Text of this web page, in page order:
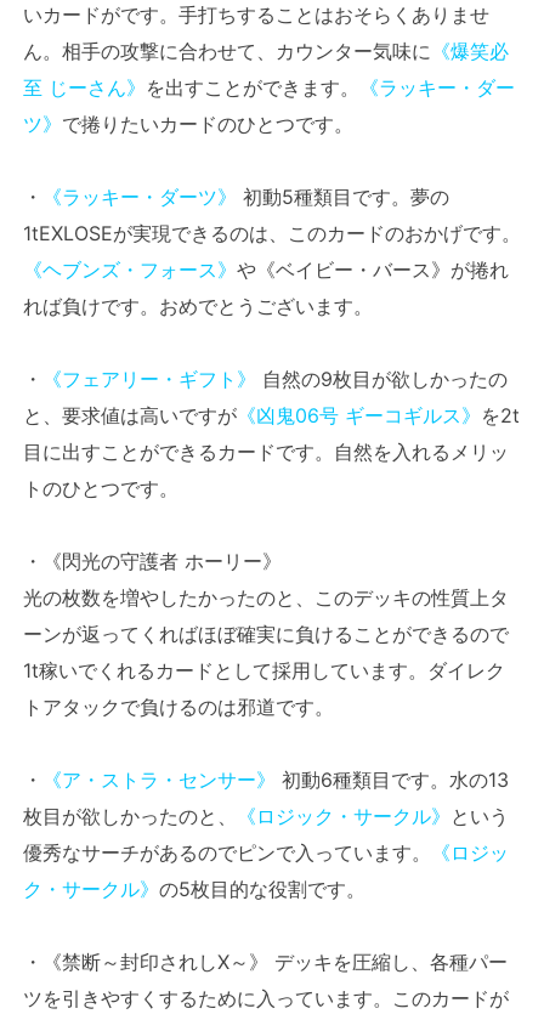
いカードがです。手打ちすることはおそらくありませ
ん。相手の攻撃に合わせて、カウンター気味に 《爆笑必
至 じーさん》 を出すことができます。
《ラッキー・ダー
ツ》 で捲りたいカードのひとつです。
・ 《ラッキー・ダーツ》
初動5種類目です。夢の
1tEXLOSEが実現できるのは、このカードのおかげです。
《ヘブンズ・フォース》 や《ベイビー・バース》が捲れ
れば負けです。おめでとうございます。
・ 《フェアリー・ギフト》
自然の9枚目が欲しかったの
と、要求値は高いですが 《凶鬼06号 ギーコギルス》 を2t
目に出すことができるカードです。自然を入れるメリッ
トのひとつです。
・《閃光の守護者 ホーリー》
光の枚数を増やしたかったのと、このデッキの性質上タ
ーンが返ってくればほぼ確実に負けることができるので
1t稼いでくれるカードとして採用しています。ダイレク
トアタックで負けるのは邪道です。
・ 《ア・ストラ・センサー》
初動6種類目です。水の13
枚目が欲しかったのと、
《ロジック・サークル》 という
優秀なサーチがあるのでピンで入っています。
《ロジッ
ク・サークル》 の5枚目的な役割です。
・《禁断～封印されしX～》 デッキを圧縮し、各種パー
ツを引きやすくするために入っています。このカードが